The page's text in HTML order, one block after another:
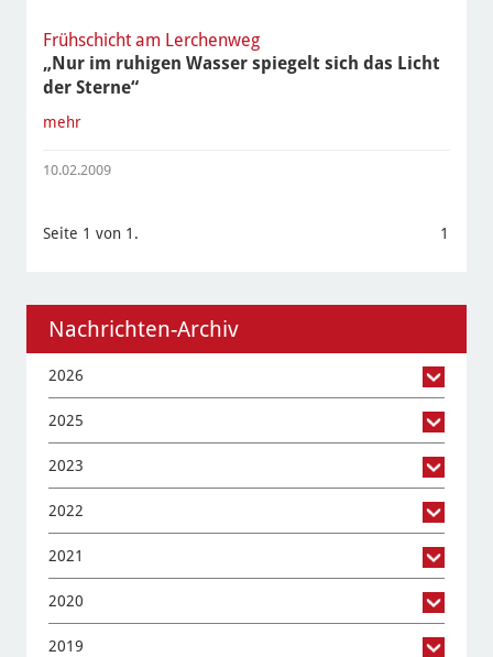
Frühschicht am Lerchenweg
„Nur im ruhigen Wasser spiegelt sich das Licht
der Sterne“
mehr
10.02.2009
Seite 1 von 1. 1
Nachrichten-Archiv
2026
2025
2023
2022
2021
2020
2019